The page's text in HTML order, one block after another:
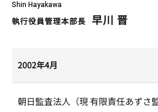
Shin Hayakawa
執行役員管理本部長 早川 晋
2002年4月
朝日監査法人（現 有限責任あずさ